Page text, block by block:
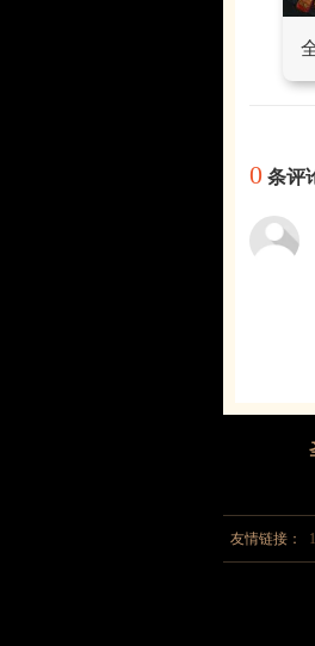
0 条评
友情链接：